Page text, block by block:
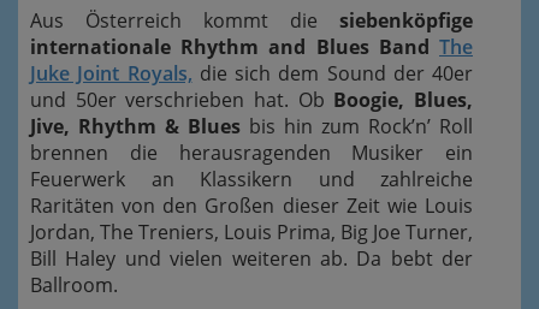
Aus Österreich kommt die siebenköpfige
internationale Rhythm and Blues Band The
Juke Joint Royals, die sich dem Sound der 40er
und 50er verschrieben hat. Ob Boogie, Blues,
Jive, Rhythm & Blues bis hin zum Rock’n’ Roll
brennen die herausragenden Musiker ein
Feuerwerk an Klassikern und zahlreiche
Raritäten von den Großen dieser Zeit wie Louis
Jordan, The Treniers, Louis Prima, Big Joe Turner,
Bill Haley und vielen weiteren ab. Da bebt der
Ballroom.